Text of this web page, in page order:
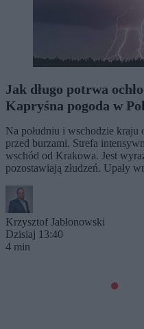
Jak długo potrwa
Kapryśna pogoda w
Na południu i wschodzie
przed burzami. Strefa
wschód od Krakowa. Jest
pozostawiają złudzeń. Upały
Krzysztof Jabłonowski
Dzisiaj 13:40
4 min